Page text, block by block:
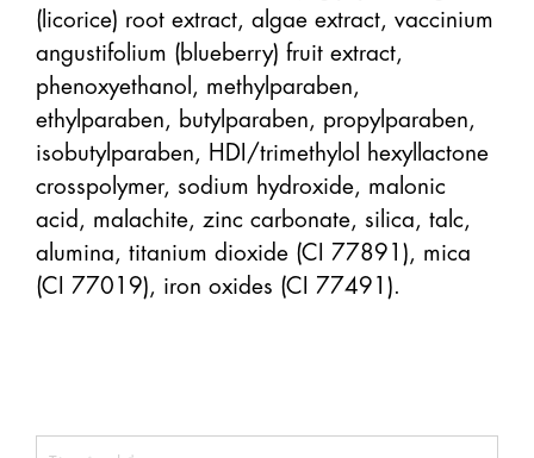
(licorice) root extract, algae extract, vaccinium
angustifolium (blueberry) fruit extract,
phenoxyethanol, methylparaben,
ethylparaben, butylparaben, propylparaben,
isobutylparaben, HDI/trimethylol hexyllactone
crosspolymer, sodium hydroxide, malonic
acid, malachite, zinc carbonate, silica, talc,
alumina, titanium dioxide (CI 77891), mica
(CI 77019), iron oxides (CI 77491).